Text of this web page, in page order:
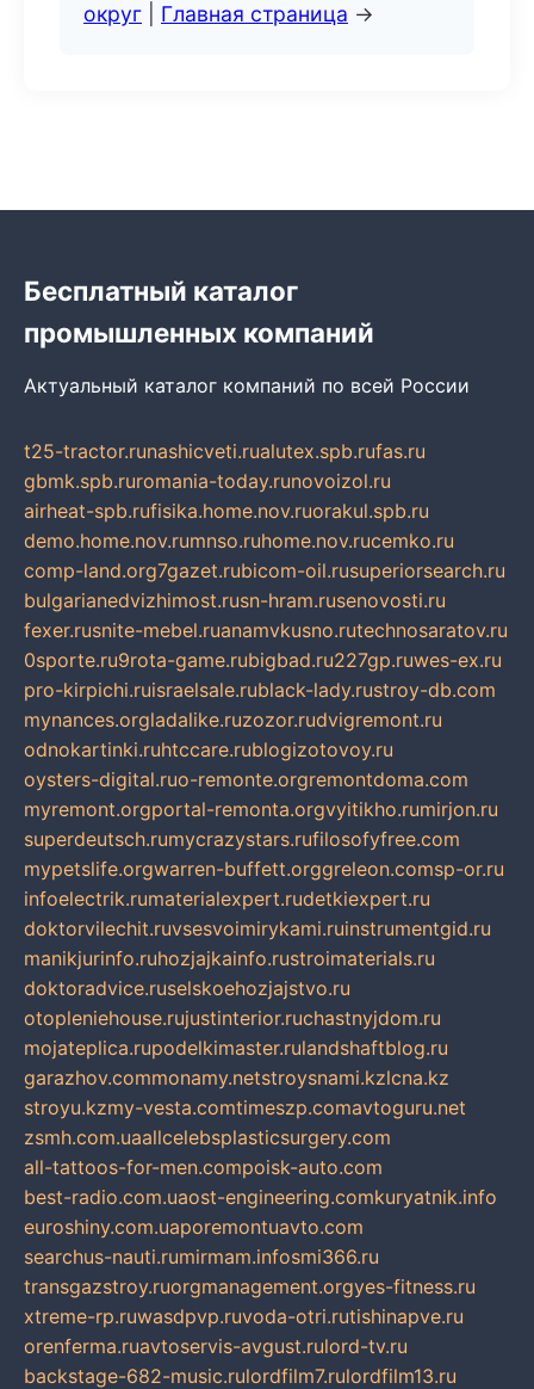
округ
Главная страница →
Бесплатный каталог
промышленных компаний
Актуальный каталог компаний по всей России
t25-tractor.runashicveti.rualutex.spb.rufas.ru
gbmk.spb.ruromania-today.runovoizol.ru
airheat-spb.rufisika.home.nov.ruorakul.spb.ru
demo.home.nov.rumnso.ruhome.nov.rucemko.ru
comp-land.org7gazet.rubicom-oil.rusuperiorsearch.ru
bulgarianedvizhimost.rusn-hram.rusenovosti.ru
fexer.rusnite-mebel.ruanamvkusno.rutechnosaratov.ru
0sporte.ru9rota-game.rubigbad.ru227gp.ruwes-ex.ru
pro-kirpichi.ruisraelsale.rublack-lady.rustroy-db.com
mynances.orgladalike.ruzozor.rudvigremont.ru
odnokartinki.ruhtccare.rublogizotovoy.ru
oysters-digital.ruo-remonte.orgremontdoma.com
myremont.orgportal-remonta.orgvyitikho.rumirjon.ru
superdeutsch.rumycrazystars.rufilosofyfree.com
mypetslife.orgwarren-buffett.orggreleon.comsp-or.ru
infoelectrik.rumaterialexpert.rudetkiexpert.ru
doktorvilechit.ruvsesvoimirykami.ruinstrumentgid.ru
manikjurinfo.ruhozjajkainfo.rustroimaterials.ru
doktoradvice.ruselskoehozjajstvo.ru
otopleniehouse.rujustinterior.ruchastnyjdom.ru
mojateplica.rupodelkimaster.rulandshaftblog.ru
garazhov.commonamy.netstroysnami.kzlcna.kz
stroyu.kzmy-vesta.comtimeszp.comavtoguru.net
zsmh.com.uaallcelebsplasticsurgery.com
all-tattoos-for-men.compoisk-auto.com
best-radio.com.uaost-engineering.comkuryatnik.info
euroshiny.com.uaporemontuavto.com
searchus-nauti.rumirmam.infosmi366.ru
transgazstroy.ruorgmanagement.orgyes-fitness.ru
xtreme-rp.ruwasdpvp.ruvoda-otri.rutishinapve.ru
orenferma.ruavtoservis-avgust.rulord-tv.ru
backstage-682-music.rulordfilm7.rulordfilm13.ru